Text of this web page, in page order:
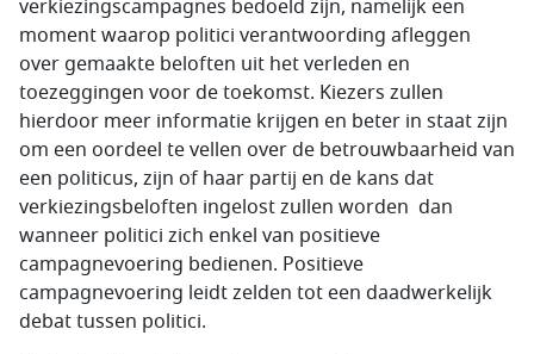
verkiezingscampagnes bedoeld zijn, namelijk een
moment waarop politici verantwoording afleggen
over gemaakte beloften uit het verleden en
toezeggingen voor de toekomst. Kiezers zullen
hierdoor meer informatie krijgen en beter in staat zijn
om een oordeel te vellen over de betrouwbaarheid van
een politicus, zijn of haar partij en de kans dat
verkiezingsbeloften ingelost zullen worden dan
wanneer politici zich enkel van positieve
campagnevoering bedienen. Positieve
campagnevoering leidt zelden tot een daadwerkelijk
debat tussen politici.